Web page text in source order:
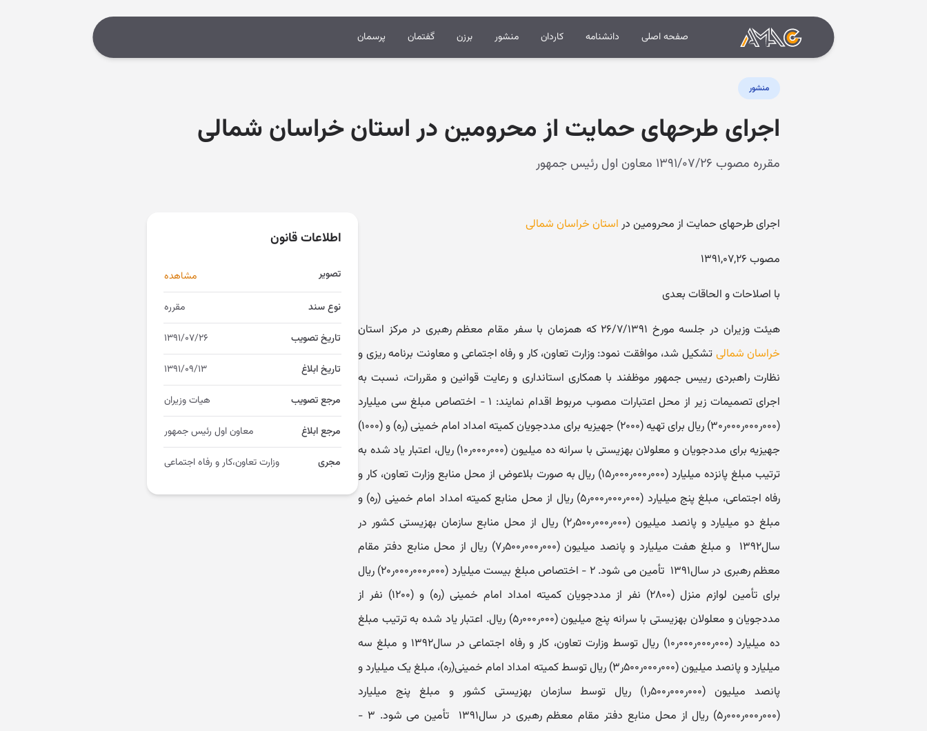
صفحه اصلی دانشنامه کاردان منشور برزن گفتمان پرسمان
منشور
اجرای طرحهای حمایت از محرومین در استان خراسان شمالی
مقرره مصوب ۱۳۹۱/۰۷/۲۶ معاون اول رئیس جمهور
اجرای طرحهای حمایت از محرومین در استان خراسان شمالی
مصوب ۱۳۹۱,۰۷,۲۶
با اصلاحات و الحاقات بعدی
هیئت وزیران در جلسه مورخ ۲۶/۷/۱۳۹۱ ‏که همزمان با سفر مقام معظم رهبری در مرکز استان
خراسان شمالی تشکیل شد، موافقت نمود: وزارت تعاون، کار و رفاه اجتماعی و معاونت برنامه ریزی و
نظارت راهبردی رییس جمهور موظفند با همکاری استانداری و رعایت قوانین و مقررات، نسبت به
اجرای تصمیمات زیر از محل اعتبارات مصوب مربوط اقدام نمایند: ۱ - اختصاص مبلغ سی میلیارد
(۰۰۰ر۰۰۰ر۰۰۰ر۳۰) ریال برای تهیه (۲۰۰۰‏) جهیزیه برای مددجویان کمیته امداد امام خمینی (ره) و (۱۰۰۰‏)
جهیزیه برای مددجویان و معلولان بهزیستی با سرانه ده میلیون (۰۰۰ر۰۰۰ر۱۰‏) ریال، اعتبار یاد شده به
ترتیب مبلغ پانزده میلیارد (۰۰۰ر۰۰۰ر۰۰۰ر۱۵‏) ریال به صورت بلاعوض از محل منابع وزارت تعاون، کار و
رفاه اجتماعی، مبلغ پنج میلیارد (۰۰۰ر۰۰۰ر۰۰۰ر۵‏) ریال از محل منابع کمیته امداد امام خمینی (ره) و
مبلغ دو میلیارد و پانصد میلیون (۰۰۰ر۰۰۰ر۵۰۰ر۲‏) ریال از محل منابع سازمان بهزیستی کشور در
سال۱۳۹۲ ‏ و مبلغ هفت میلیارد و پانصد میلیون (۰۰۰ر۰۰۰ر۵۰۰ر۷‏) ریال از محل منابع دفتر مقام
معظم رهبری در سال۱۳۹۱ ‏ تأمین می شود. ۲ - ‏اختصاص مبلغ بیست میلیارد (۰۰۰ر۰۰۰ر۰۰۰ر۲۰‏) ریال
برای تأمین لوازم منزل (۲۸۰۰) ‏نفر از مددجویان کمیته امداد امام خمینی (ره) و (۱۲۰۰‏) نفر از
مددجویان و معلولان بهزیستی با سرانه پنج میلیون (۰۰۰ر۰۰۰ر۵‏) ریال. اعتبار یاد شده به ترتیب مبلغ
ده میلیارد (۰۰۰ر۰۰۰ر۰۰۰ر۱۰‏) ریال توسط وزارت تعاون، کار و رفاه اجتماعی در سال۱۳۹۲ ‏و مبلغ سه
میلیارد و پانصد میلیون (۰۰۰ر۰۰۰ر۵۰۰ر۳‏) ریال توسط کمیته امداد امام خمینی(ره)، مبلغ یک میلیارد و
پانصد میلیون (۰۰۰ر۰۰۰ر۵۰۰ر۱‏) ریال توسط سازمان بهزیستی کشور و مبلغ پنج میلیارد
(۰۰۰ر۰۰۰ر۰۰۰ر۵) ریال از محل منابع دفتر مقام معظم رهبری در سال۱۳۹۱ ‏ تأمین می شود. ۳ -
اطلاعات قانون
تصویر مشاهده
نوع سند مقرره
تاریخ تصویب ۱۳۹۱/۰۷/۲۶
تاریخ ابلاغ ۱۳۹۱/۰۹/۱۳
مرجع تصویب هیات وزیران
مرجع ابلاغ معاون اول رئیس جمهور
مجری وزارت تعاون،کار و رفاه اجتماعی